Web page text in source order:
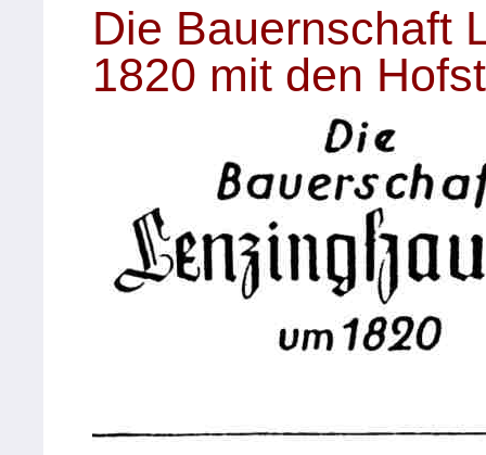
Die Bauernschaft
1820 mit den